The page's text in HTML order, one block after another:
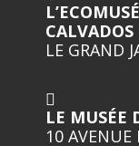
CALVADOS
LE GRAND
LE MUSÉE
10 AVENUE